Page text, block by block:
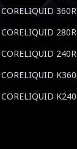
360R
280R
240R
K360
K240